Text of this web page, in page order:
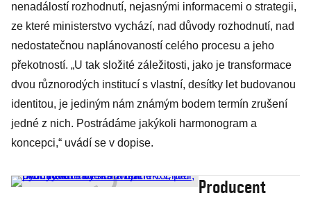
nenadálostí rozhodnutí, nejasnými informacemi o strategii,
ze které ministerstvo vychází, nad důvody rozhodnutí, nad
nedostatečnou naplánovaností celého procesu a jeho
překotností. „U tak složité záležitosti, jako je transformace
dvou různorodých institucí s vlastní, desítky let budovanou
identitou, je jediným nám známým bodem termín zrušení
jedné z nich. Postrádáme jakýkoli harmonogram a
koncepci,“ uvádí se v dopise.
Producent